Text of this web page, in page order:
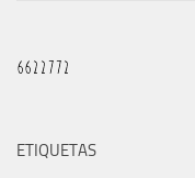
ETIQUETAS